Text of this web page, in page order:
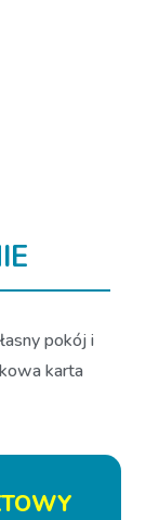
pokój i
karta